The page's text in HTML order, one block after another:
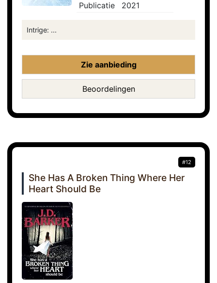
Publicatie
2021
Intrige: ...
Zie aanbieding
Beoordelingen
#12
She Has A Broken Thing Where Her
Heart Should Be